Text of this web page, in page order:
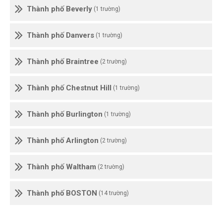
Thành phố Beverly (1 trường)
Thành phố Danvers (1 trường)
Thành phố Braintree (2 trường)
Thành phố Chestnut Hill (1 trường)
Thành phố Burlington (1 trường)
Thành phố Arlington (2 trường)
Thành phố Waltham (2 trường)
Thành phố BOSTON (14 trường)